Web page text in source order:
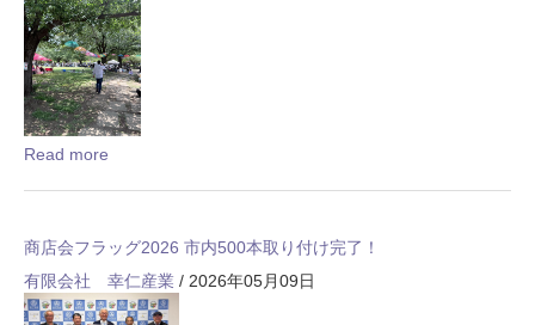
Read more
商店会フラッグ2026 市内500本取り付け完了！
有限会社 幸仁産業 / 2026年05月09日